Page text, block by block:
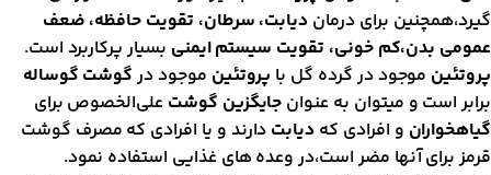
برای درمان دیابت، سرطان، تقویت حافظه، ضعف
بدن،کم خونی، تقویت سیستم ایمنیبسیار پرکاربرد است.
موجود در گرده گل با پروتئینموجود در گوشت گوساله
است و میتوان به عنوان جایگزین گوشتعلی‌الخصوص برای
و افرادی که دیابتدارند و یا افرادی که مصرف گوشت
برای آنها مضر است،در وعده های غذایی استفاده نمود.